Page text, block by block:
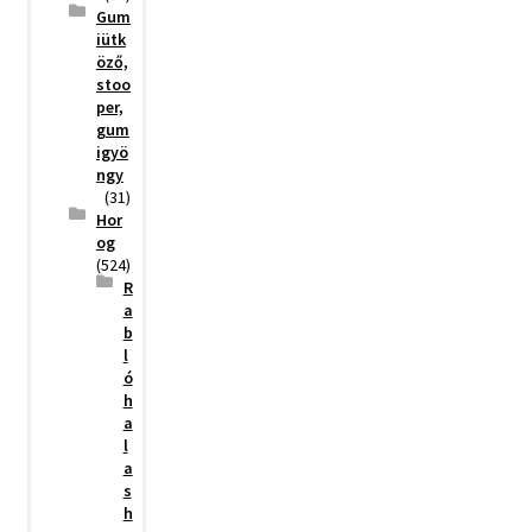
Gum
iütk
öző,
stoo
per,
gum
igyö
ngy
(31)
Hor
og
(524)
R
a
b
l
ó
h
a
l
a
s
h